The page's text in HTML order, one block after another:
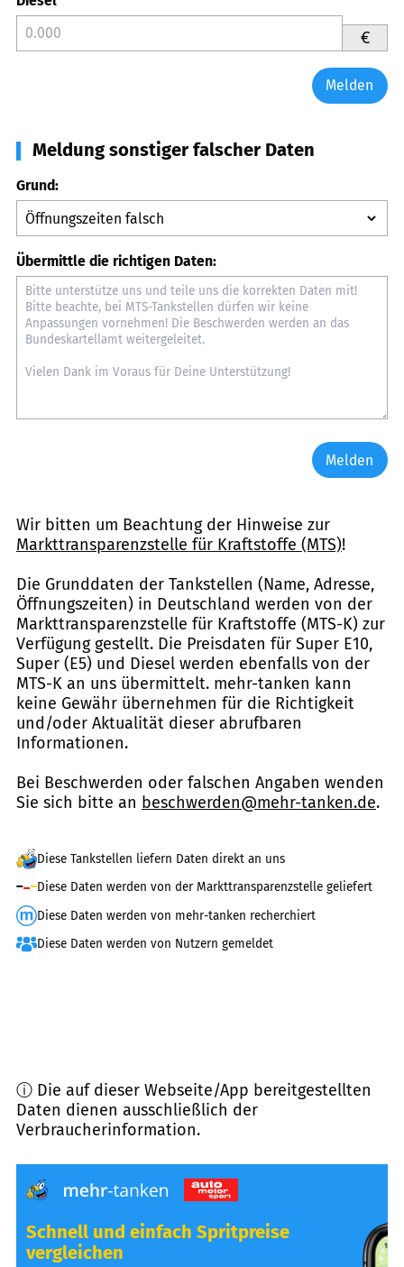
€
Melden
Meldung sonstiger falscher Daten
Grund:
Übermittle die richtigen Daten:
Melden
Wir bitten um Beachtung der Hinweise zur
Markttransparenzstelle für Kraftstoffe (MTS)!
Die Grunddaten der Tankstellen (Name, Adresse,
Öffnungszeiten) in Deutschland werden von der
Markttransparenzstelle für Kraftstoffe (MTS-K) zur
Verfügung gestellt. Die Preisdaten für Super E10,
Super (E5) und Diesel werden ebenfalls von der
MTS-K an uns übermittelt. mehr-tanken kann
keine Gewähr übernehmen für die Richtigkeit
und/oder Aktualität dieser abrufbaren
Informationen.
Bei Beschwerden oder falschen Angaben wenden
Sie sich bitte an beschwerden@mehr-tanken.de.
Diese Tankstellen liefern Daten direkt an uns
Diese Daten werden von der Markttransparenzstelle geliefert
Diese Daten werden von mehr-tanken recherchiert
Diese Daten werden von Nutzern gemeldet
ⓘ Die auf dieser Webseite/App bereitgestellten
Daten dienen ausschließlich der
Verbraucherinformation.
Schnell und einfach Spritpreise
vergleichen